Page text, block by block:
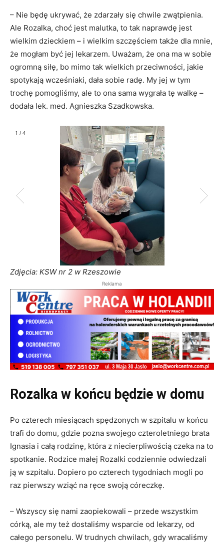
– Nie będę ukrywać, że zdarzały się chwile zwątpienia.
Ale Rozalka, choć jest malutka, to tak naprawdę jest
wielkim dzieckiem – i wielkim szczęściem także dla mnie,
że mogłam być jej lekarzem. Uważam, że ona ma w sobie
ogromną siłę, bo mimo tak wielkich przeciwności, jakie
spotykają wcześniaki, dała sobie radę. My jej w tym
trochę pomogliśmy, ale to ona sama wygrała tę walkę –
dodała lek. med. Agnieszka Szadkowska.
1 / 4
Zdjęcia: KSW nr 2 w Rzeszowie
Reklama
Rozalka w końcu będzie w domu
Po czterech miesiącach spędzonych w szpitalu w końcu
trafi do domu, gdzie pozna swojego czteroletniego brata
Ignasia i całą rodzinę, która z niecierpliwością czeka na to
spotkanie. Rodzice małej Rozalki codziennie odwiedzali
ją w szpitalu. Dopiero po czterech tygodniach mogli po
raz pierwszy wziąć na ręce swoją córeczkę.
– Wszyscy się nami zaopiekowali – przede wszystkim
córką, ale my też dostaliśmy wsparcie od lekarzy, od
całego personelu. W trudnych chwilach, gdy wracaliśmy